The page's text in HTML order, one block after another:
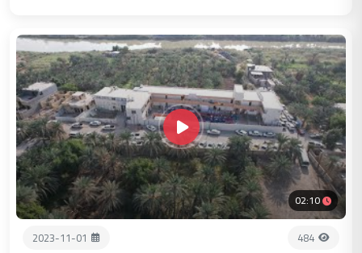
02:10
484
2023-11-01